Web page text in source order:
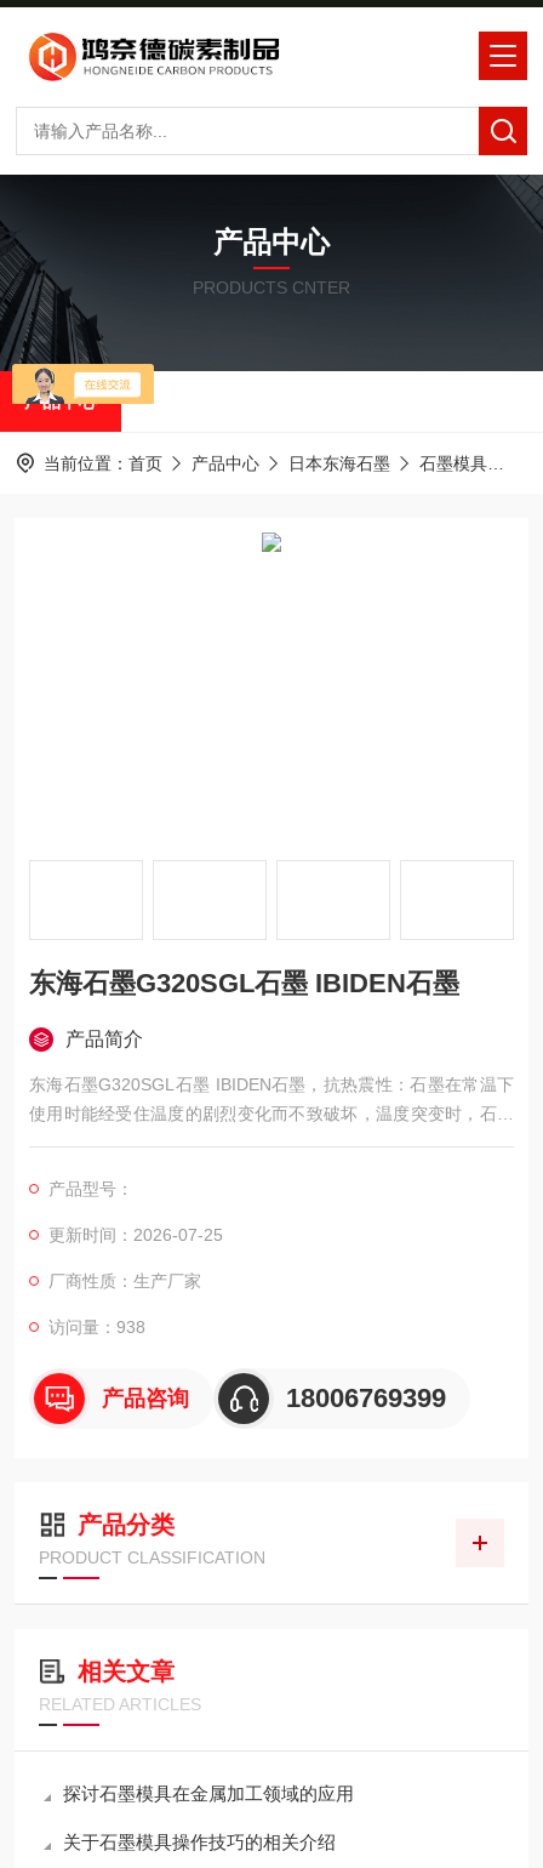
产品中心
PRODUCTS CNTER
产品中心
当前位置： 首页 产品中心 日本东海石墨 石墨模具
东海石墨G320SGL石墨 IBIDEN石墨
产品简介
东海石墨G320SGL石墨 IBIDEN石墨，抗热震性：石墨在常温下
使用时能经受住温度的剧烈变化而不致破坏，温度突变时，石墨
的体积变化不大，不会产生裂纹。
产品型号：
更新时间：2026-07-25
厂商性质：生产厂家
访问量：938
产品咨询 18006769399
产品分类
PRODUCT CLASSIFICATION
相关文章
RELATED ARTICLES
探讨石墨模具在金属加工领域的应用
关于石墨模具操作技巧的相关介绍